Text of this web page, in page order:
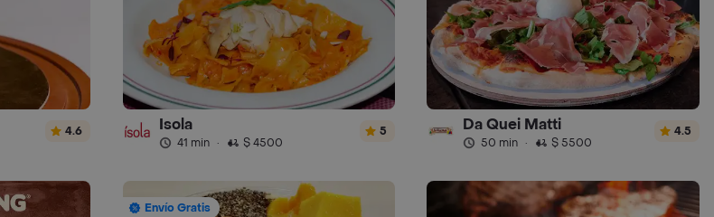
4.6 Isola
41 min · $ 4500
5 Da Quei Matti
50 min · $ 5500
4.5
Envío Gratis